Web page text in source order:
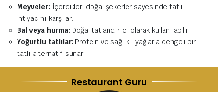
Meyveler: İçerdikleri doğal şekerler sayesinde tatlı
ihtiyacını karşılar.
Bal veya hurma: Doğal tatlandırıcı olarak kullanılabilir.
Yoğurtlu tatlılar: Protein ve sağlıklı yağlarla dengeli bir
tatlı alternatifi sunar.
Restaurant Guru